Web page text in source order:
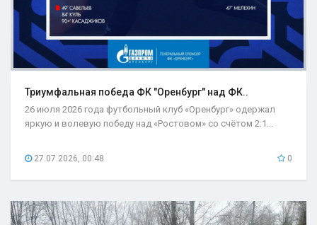
Триумфальная победа ФК "Оренбург" над ФК..
26 июля 2026 года футбольный клуб «Оренбург» одержал
яркую и волевую победу над «Ростовом» со счётом 2:1...
27.07.2026, 00:48 0